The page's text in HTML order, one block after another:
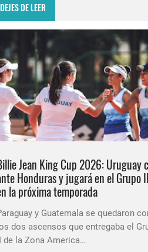
DE LEER
Jean King Cup 2026: Uruguay
Honduras y jugará en el Grupo
la próxima temporada
y Guatemala se quedaron
dos ascensos que entregaba el
II de la Zona America…